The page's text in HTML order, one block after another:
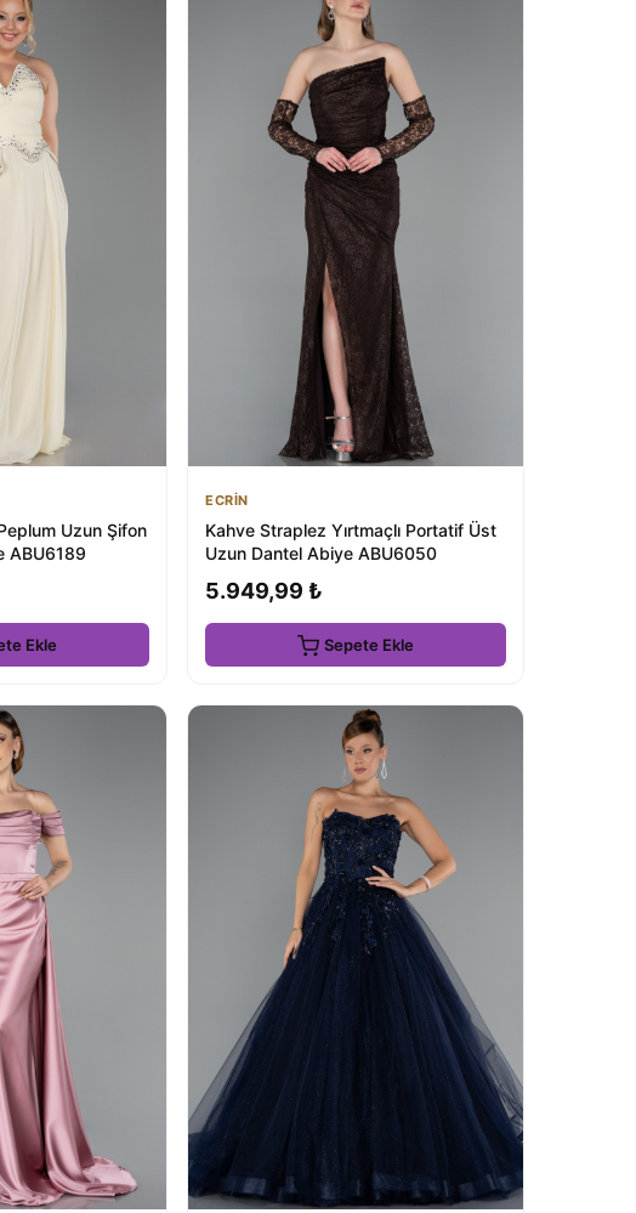
Uzun Şifon
ABU6189
Ekle
ECRİN
Kahve Straplez Yırtmaçlı Portatif Üst
Uzun Dantel Abiye ABU6050
5.949,99 ₺
Sepete Ekle